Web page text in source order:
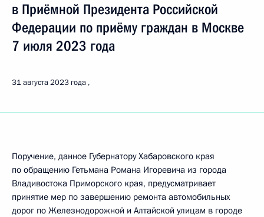
в Приёмной Президента Российской
Федерации по приёму граждан в Москве
7 июля 2023 года
31 августа 2023 года
Поручение, данное Губернатору Хабаровского края
по обращению Гетьмана Романа Игоревича из города
Владивостока Приморского края, предусматривает
принятие мер по завершению ремонта автомобильных
дорог по Железнодорожной и Алтайской улицам в городе